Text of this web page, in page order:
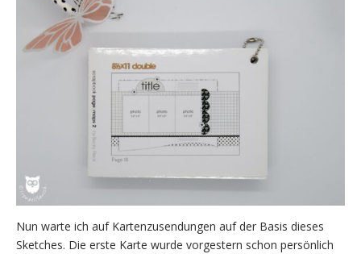
Nun warte ich auf Kartenzusendungen auf der Basis dieses
Sketches. Die erste Karte wurde vorgestern schon persönlich